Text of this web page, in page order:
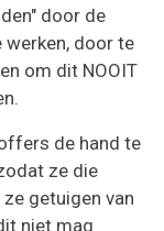
door de
door te
om dit NOOIT
de hand te
ze die
getuigen van
niet mag